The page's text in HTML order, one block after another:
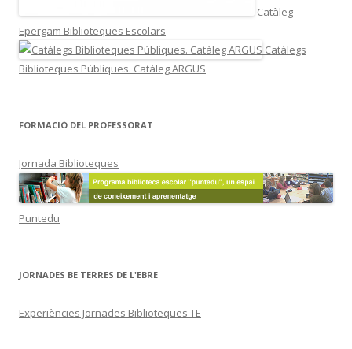
Catàleg
Epergam Biblioteques Escolars
Catàlegs
Biblioteques Públiques. Catàleg ARGUS
FORMACIÓ DEL PROFESSORAT
Jornada Biblioteques
Puntedu
JORNADES BE TERRES DE L'EBRE
Experiències Jornades Biblioteques TE